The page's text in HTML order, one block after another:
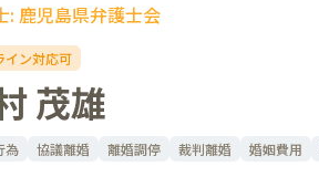
: 鹿児島県弁護士会
イン対応可
茂雄
為 協議離婚 離婚調停 裁判離婚 婚姻費用